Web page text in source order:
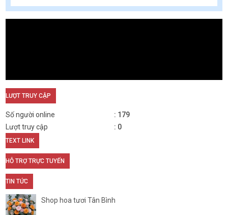
LƯỢT TRUY CẬP
Số người online
179
Lượt truy cập
0
TEXT LINK
HỖ TRỢ TRỰC TUYẾN
TIN TỨC
Shop hoa tươi Tân Bình